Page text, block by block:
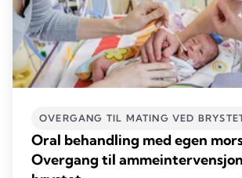
OVERGANG TIL MATING VED
Oral behandling med egen
Overgang til